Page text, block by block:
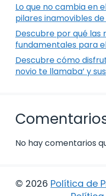
Lo que no cambia en
pilares inamovibles
Descubre por qué las
fundamentales para
Descubre cómo
novio te llamaba’ y
No hay comentarios
© 2026 Política de